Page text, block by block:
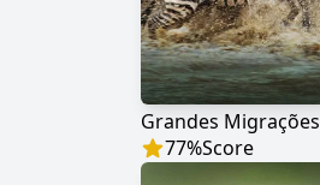
Grandes Migrações
77%Score